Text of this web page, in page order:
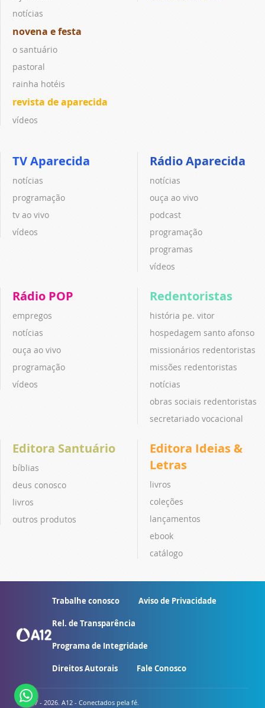
notícias
novena e festa
o santuário
pastoral
rainha hotéis
revista de aparecida
vídeos
TV Aparecida
notícias
programação
tv ao vivo
vídeos
Rádio Aparecida
notícias
ouça ao vivo
podcast
programação
programas
vídeos
Rádio POP
empregos
notícias
ouça ao vivo
programação
vídeos
Redentoristas
história pe. vitor
hospedagem santo afonso
missionários redentoristas
missões redentoristas
notícias
obras sociais redentoristas
secretariado vocacional
Editora Santuário
bíblias
deus conosco
livros
outros produtos
Editora Ideias &
Letras
livros
coleções
lançamentos
ebook
catálogo
Trabalhe conosco Aviso de Privacidade
Rel. de Transparência
Programa de Integridade
Direitos Autorais Fale Conosco
© 2007 - 2026. A12 - Conectados pela fé.